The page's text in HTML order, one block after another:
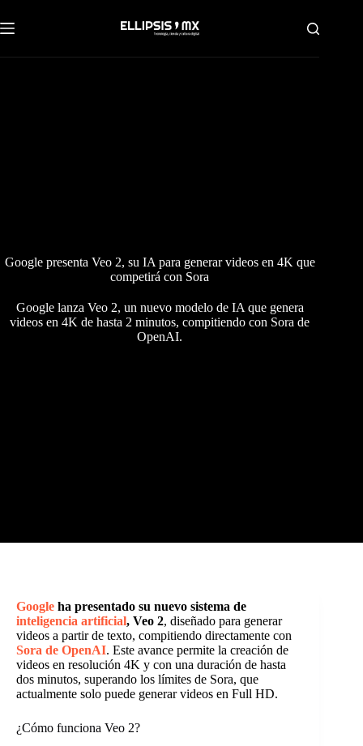
al
contenido
Google presenta Veo 2, su IA para generar videos en 4K que
competirá con Sora
Google lanza Veo 2, un nuevo modelo de IA que genera
videos en 4K de hasta 2 minutos, compitiendo con Sora de
OpenAI.
Google ha presentado su nuevo sistema de
inteligencia artificial, Veo 2, diseñado para generar
videos a partir de texto, compitiendo directamente con
Sora de OpenAI. Este avance permite la creación de
videos en resolución 4K y con una duración de hasta
dos minutos, superando los límites de Sora, que
actualmente solo puede generar videos en Full HD.
¿Cómo funciona Veo 2?